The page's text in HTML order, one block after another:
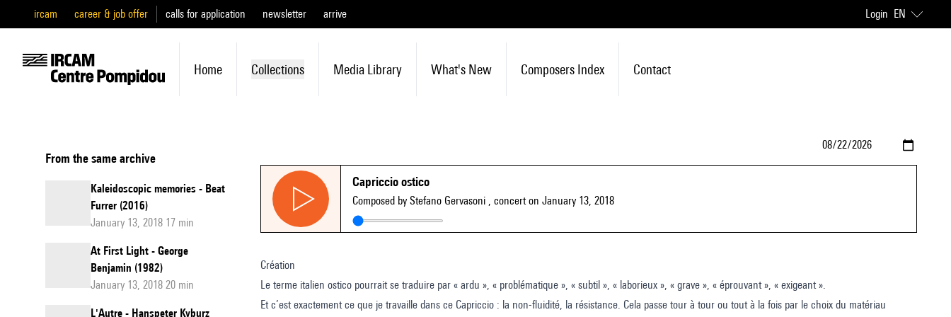
ircam career & job offer calls for application newsletter arrive Login EN
Home Collections Media Library What's New Composers Index Contact
From the same archive
Kaleidoscopic memories - Beat
Furrer (2016)
January 13, 2018 17 min
At First Light - George
Benjamin (1982)
January 13, 2018 20 min
L'Autre - Hanspeter Kyburz
Capriccio ostico
Composed by Stefano Gervasoni , concert on January 13, 2018
Création
Le terme italien ostico pourrait se traduire par « ardu », « problématique », « subtil », « laborieux », « grave », « éprouvant », « exigeant ».
Et c’est exactement ce que je travaille dans ce Capriccio : la non-fluidité, la résistance. Cela passe tour à tour ou tout à la fois par le choix du matériau